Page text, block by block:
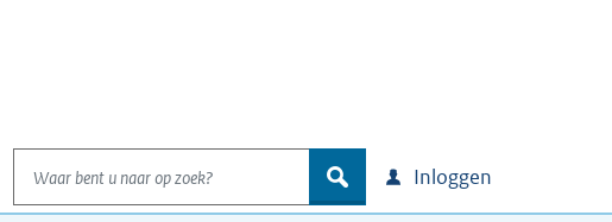
Waar bent u naar op zoek?
zoek Inloggen